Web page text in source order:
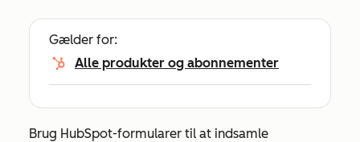
Gælder for:
Alle produkter og abonnementer
Brug HubSpot-formularer til at indsamle